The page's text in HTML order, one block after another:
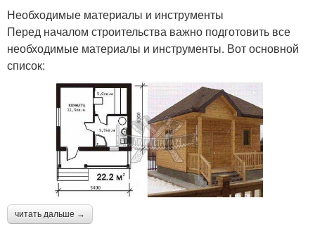
Необходимые материалы и инструменты
Перед началом строительства важно подготовить все
необходимые материалы и инструменты. Вот основной
список:
читать дальше →